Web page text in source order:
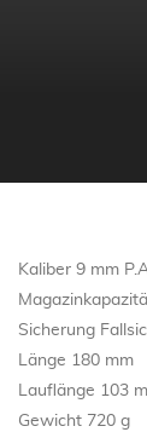
Kaliber 9 mm
Sicherung
Länge 180 mm
Lauflänge 103
Gewicht 720 g